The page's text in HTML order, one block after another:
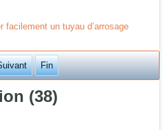
facilement un tuyau d’arrosage
Fin
(38)